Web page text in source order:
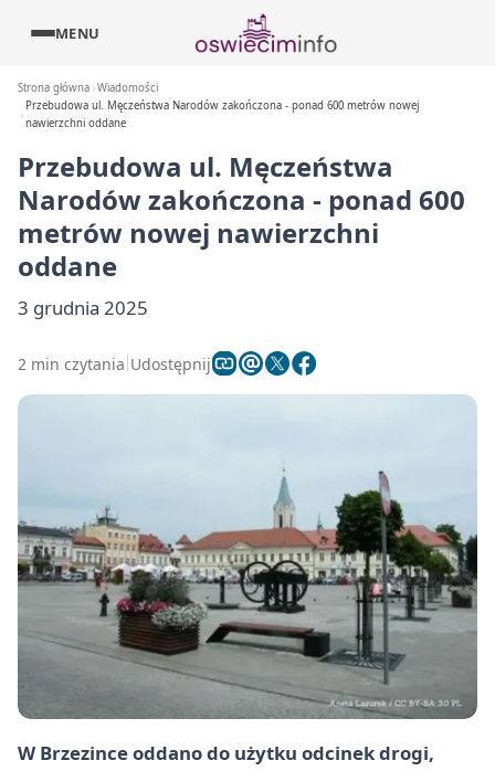
MENU
Strona główna Wiadomości
Przebudowa ul. Męczeństwa Narodów zakończona - ponad 600 metrów nowej
nawierzchni oddane
Przebudowa ul. Męczeństwa
Narodów zakończona - ponad 600
metrów nowej nawierzchni
oddane
3 grudnia 2025
2 min czytania Udostępnij
W Brzezince oddano do użytku odcinek drogi,